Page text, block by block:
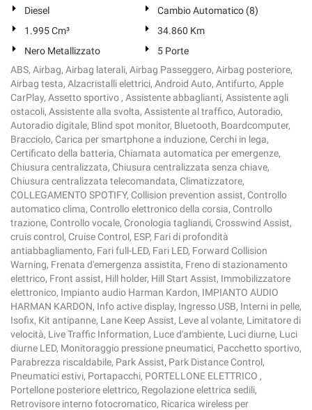
Diesel
Cambio Automatico (8)
1.995 Cm³
34.860 Km
Nero Metallizzato
5 Porte
ABS, Airbag, Airbag laterali, Airbag Passeggero, Airbag posteriore,
Airbag testa, Alzacristalli elettrici, Android Auto, Antifurto, Apple
CarPlay, Assetto sportivo , Assistente abbaglianti, Assistente agli
ostacoli, Assistente alla svolta, Assistente al traffico, Autoradio,
Autoradio digitale, Blind spot monitor, Bluetooth, Boardcomputer,
Bracciolo, Carica per smartphone a induzione, Cerchi in lega,
Certificato della batteria, Chiamata automatica per emergenze,
Chiusura centralizzata, Chiusura centralizzata senza chiave,
Chiusura centralizzata telecomandata, Climatizzatore,
COLLEGAMENTO SPOTIFY, Collision prevention assist, Controllo
automatico clima, Controllo elettronico della corsia, Controllo
trazione, Controllo vocale, Cronologia tagliandi, Crosswind Assist,
cruis control, Cruise Control, ESP, Fari di profondità
antiabbagliamento, Fari full-LED, Fari LED, Forward Collision
Warning, Frenata d'emergenza assistita, Freno di stazionamento
elettrico, Front assist, Hill holder, Hill Start Assist, Immobilizzatore
elettronico, Impianto audio Harman Kardon, IMPIANTO AUDIO
HARMAN KARDON, Info active display, Ingresso USB, Interni in pelle,
Isofix, Kit antipanne, Lane Keep Assist, Leve al volante, Limitatore di
velocità, Live Traffic Information, Luce d'ambiente, Luci diurne, Luci
diurne LED, Monitoraggio pressione pneumatici, Pacchetto sportivo,
Parabrezza riscaldabile, Park Assist, Park Distance Control,
Pneumatici estivi, Portapacchi, PORTELLONE ELETTRICO ,
Portellone posteriore elettrico, Regolazione elettrica sedili,
Retrovisore interno fotocromatico, Ricarica wireless per